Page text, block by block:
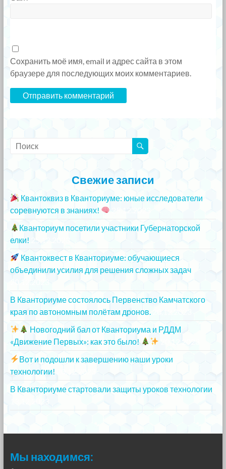
Сохранить моё имя, email и адрес сайта в этом
браузере для последующих моих комментариев.
Свежие записи
Квантоквиз в Кванториуме: юные исследователи
соревнуются в знаниях!
Кванториум посетили участники Губернаторской
елки!
Квантоквест в Кванториуме: обучающиеся
объединили усилия для решения сложных задач
В Кванториуме состоялось Первенство Камчатского
края по автономным полётам дронов.
Новогодний бал от Кванториума и РДДМ
«Движение Первых»: как это было!
Вот и подошли к завершению наши уроки
технологии!
В Кванториуме стартовали защиты уроков технологии
Мы находимся: